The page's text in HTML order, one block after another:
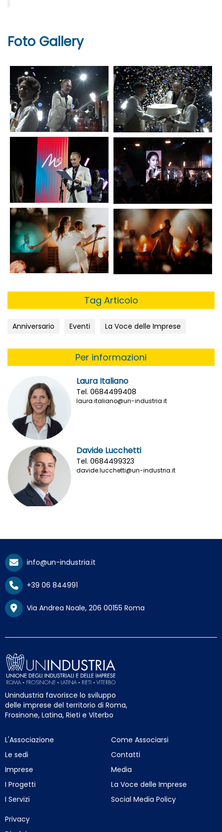
Foto Gallery
Tag Articolo
Anniversario Eventi La Voce delle Imprese
Per informazioni
Laura Italiano
Tel. 0684499408
laura.italiano@un-industria.it
Davide Lucchetti
Tel. 0684499323
davide.lucchetti@un-industria.it
info@un-industria.it
+39 06 844991
Via Andrea Noale, 206 00155 Roma
Unindustria favorisce lo sviluppo
delle imprese del territorio di Roma,
Frosinone, Latina, Rieti e Viterbo
L'Associazione
Le sedi
Imprese
I Progetti
I Servizi
Come Associarsi
Contatti
Media
La Voce delle Imprese
Social Media Policy
Privacy